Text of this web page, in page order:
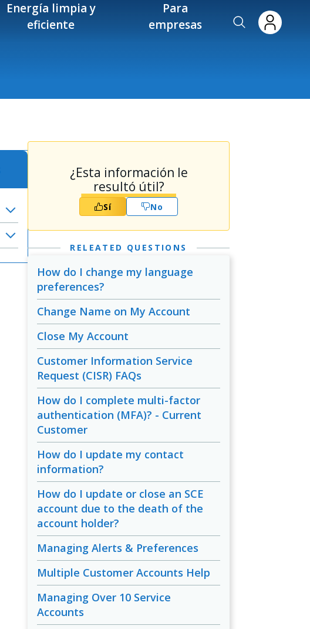
Energía limpia y
eficiente
Para
empresas
¿Esta información le
resultó útil?
Sí No
RELEATED QUESTIONS
How do I change my language
preferences?
Change Name on My Account
Close My Account
Customer Information Service
Request (CISR) FAQs
How do I complete multi-factor
authentication (MFA)? - Current
Customer
How do I update my contact
information?
How do I update or close an SCE
account due to the death of the
account holder?
Managing Alerts & Preferences
Multiple Customer Accounts Help
Managing Over 10 Service
Accounts